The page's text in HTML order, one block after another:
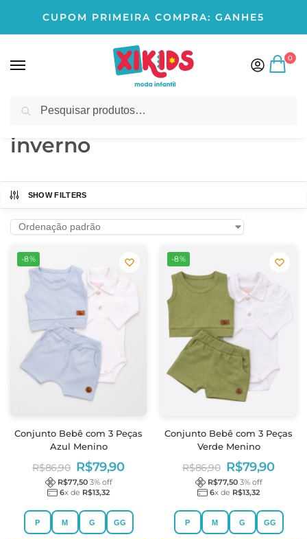
CUPOM PRIMEIRA COMPRA: GANHE5
0
Início Produtos marcados com a tag “inverno”
inverno
SHOW FILTERS
-8%
Conjunto Bebê com 3 Peças
Azul Menino
R$86,90 R$79,90
R$77,50 3% off
6x de R$13,32
P M G GG
-8%
Conjunto Bebê com 3 Peças
Verde Menino
R$86,90 R$79,90
R$77,50 3% off
6x de R$13,32
P M G GG